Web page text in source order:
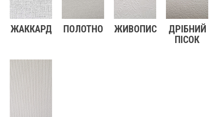
ЖАККАРД ПОЛОТНО ЖИВОПИС
ДРІБНИЙ
ПІСОК